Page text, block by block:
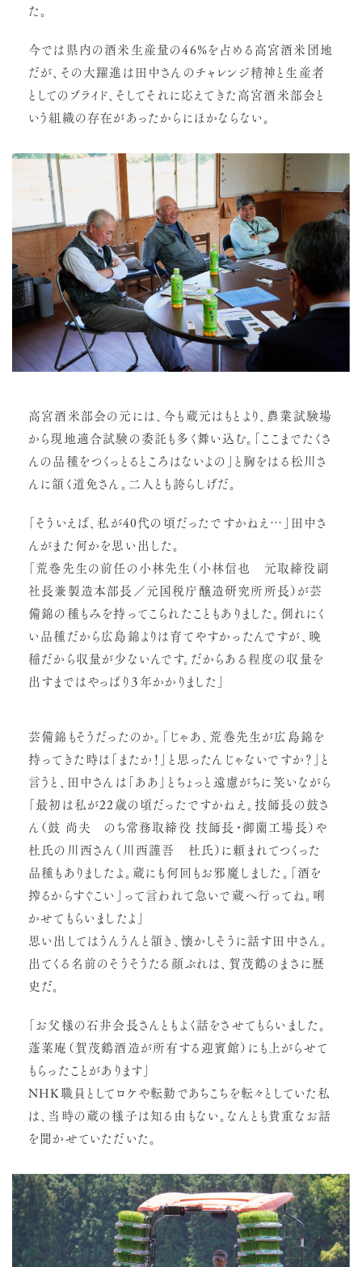
た。
今では県内の酒米生産量の46%を占める高宮酒米団地
だが、その大躍進は田中さんのチャレンジ精神と生産者
としてのプライド、そしてそれに応えてきた高宮酒米部会と
いう組織の存在があったからにほかならない。
高宮酒米部会の元には、今も蔵元はもとより、農業試験場
から現地適合試験の委託も多く舞い込む。「ここまでたくさ
んの品種をつくっとるところはないよの」と胸をはる松川さ
んに頷く道免さん。二人とも誇らしげだ。
「そういえば、私が40代の頃だったですかねえ…」田中さ
んがまた何かを思い出した。
「荒巻先生の前任の小林先生（小林信也 元取締役副
社長兼製造本部長／元国税庁醸造研究所所長）が芸
備錦の種もみを持ってこられたこともありました。倒れにく
い品種だから広島錦よりは育てやすかったんですが、晩
稲だから収量が少ないんです。だからある程度の収量を
出すまではやっぱり３年かかりました」
芸備錦もそうだったのか。「じゃあ、荒巻先生が広島錦を
持ってきた時は「またか！」と思ったんじゃないですか？」と
言うと、田中さんは「ああ」とちょっと遠慮がちに笑いながら
「最初は私が22歳の頃だったですかねえ。技師長の鼓さ
ん（鼓 尚夫 のち常務取締役 技師長・御薗工場長）や
杜氏の川西さん（川西謹吾 杜氏）に頼まれてつくった
品種もありましたよ。蔵にも何回もお邪魔しました。「酒を
搾るからすぐこい」って言われて急いで蔵へ行ってね。唎
かせてもらいましたよ」
思い出してはうんうんと頷き、懐かしそうに話す田中さん。
出てくる名前のそうそうたる顔ぶれは、賀茂鶴のまさに歴
史だ。
「お父様の石井会長さんともよく話をさせてもらいました。
蓬莱庵（賀茂鶴酒造が所有する迎賓館）にも上がらせて
もらったことがあります」
NHK職員としてロケや転勤であちこちを転々としていた私
は、当時の蔵の様子は知る由もない。なんとも貴重なお話
を聞かせていただいた。